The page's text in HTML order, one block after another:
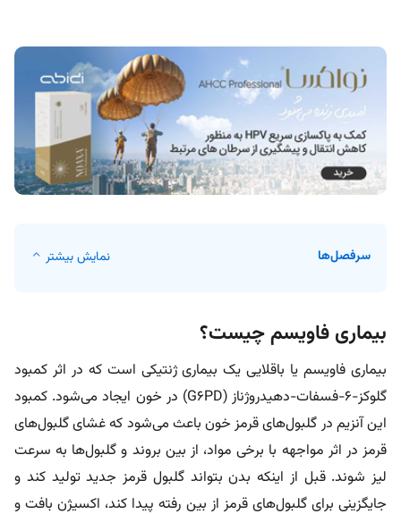
سرفصل‌ها نمایش بیشتر
بیماری فاویسم چیست؟
بیماری فاویسم یا باقلایی یک بیماری ژنتیکی است که در اثر کمبود
گلوکز-۶-فسفات-دهیدروژناز (G6PD) در خون ایجاد می‌شود. کمبود
این آنزیم در گلبول‌های قرمز خون باعث می‌شود که غشای گلبول‌های
قرمز در اثر مواجهه با برخی مواد، از بین بروند و گلبول‌ها به سرعت
لیز شوند. قبل از اینکه بدن بتواند گلبول قرمز جدید تولید کند و
جایگزینی برای گلبول‌های قرمز از بین رفته پیدا کند، اکسیژن بافت و